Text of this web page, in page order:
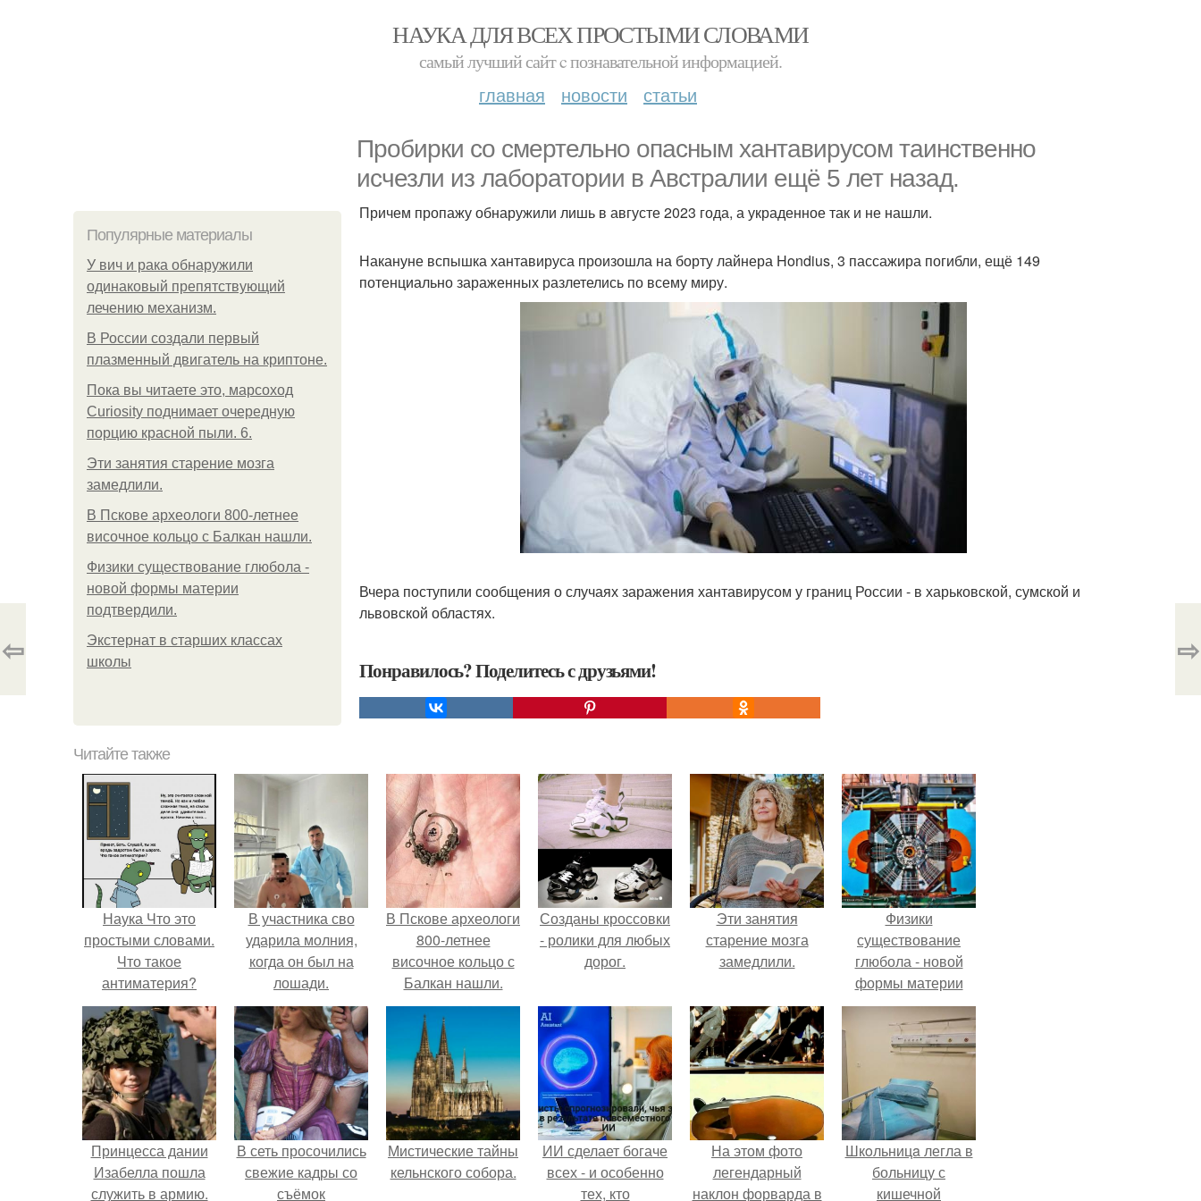
НАУКА ДЛЯ ВСЕХ ПРОСТЫМИ СЛОВАМИ
самый лучший сайт c познавательной информацией.
главная новости статьи
Пробирки со смертельно опасным хантавирусом таинственно
исчезли из лаборатории в Австралии ещё 5 лет назад.
Популярные материалы
У вич и рака обнаружили
одинаковый препятствующий
лечению механизм.
В России создали первый
плазменный двигатель на криптоне.
Пока вы читаете это, марсоход
Curiosity поднимает очередную
порцию красной пыли. 6.
Эти занятия старение мозга
замедлили.
В Пскове археологи 800-летнее
височное кольцо с Балкан нашли.
Физики существование глюбола -
новой формы материи
подтвердили.
Экстернат в старших классах
школы
Причем пропажу обнаружили лишь в августе 2023 года, а украденное так и не нашли.
Накануне вспышка хантавируса произошла на борту лайнера Hondius, 3 пассажира погибли, ещё 149
потенциально зараженных разлетелись по всему миру.
Вчера поступили сообщения о случаях заражения хантавирусом у границ России - в харьковской, сумской и
львовской областях.
Понравилось? Поделитесь с друзьями!
⇦ ⇨
Читайте также
Наука Что это
простыми словами.
Что такое
антиматерия?
В участника сво
ударила молния,
когда он был на
лошади.
В Пскове археологи
800-летнее
височное кольцо с
Балкан нашли.
Созданы кроссовки
- ролики для любых
дорог.
Эти занятия
старение мозга
замедлили.
Физики
существование
глюбола - новой
формы материи
подтвердили.
Принцесса дании
Изабелла пошла
служить в армию.
В сеть просочились
свежие кадры со
съёмок
Мистические тайны
кельнского собора.
ИИ сделает богаче
всех - и особенно
тех, кто
На этом фото
легендарный
наклон форварда в
Шкoльницa легла в
больницу с
кишечной